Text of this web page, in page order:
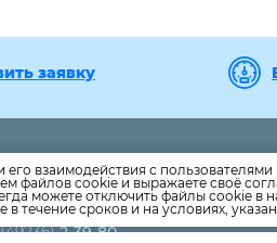
заявку
2-39-80
2-22-09
2-39-82
2-39-80
его взаимодействия с
файлов cookie и выражаете своё
можете отключить файлы cookie в
течение сроков и на условиях,